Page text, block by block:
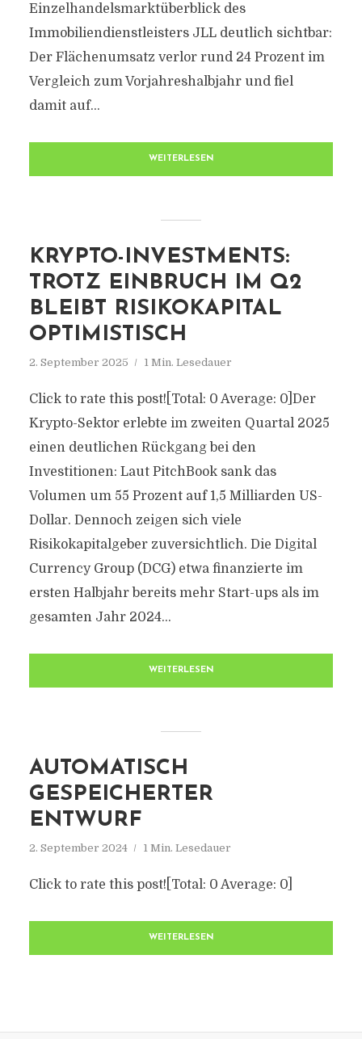
Einzelhandelsmarktüberblick des
Immobiliendienstleisters JLL deutlich sichtbar:
Der Flächenumsatz verlor rund 24 Prozent im
Vergleich zum Vorjahreshalbjahr und fiel
damit auf...
WEITERLESEN
KRYPTO-INVESTMENTS:
TROTZ EINBRUCH IM Q2
BLEIBT RISIKOKAPITAL
OPTIMISTISCH
2. September 2025 1 Min. Lesedauer
Click to rate this post![Total: 0 Average: 0]Der
Krypto-Sektor erlebte im zweiten Quartal 2025
einen deutlichen Rückgang bei den
Investitionen: Laut PitchBook sank das
Volumen um 55 Prozent auf 1,5 Milliarden US-
Dollar. Dennoch zeigen sich viele
Risikokapitalgeber zuversichtlich. Die Digital
Currency Group (DCG) etwa finanzierte im
ersten Halbjahr bereits mehr Start-ups als im
gesamten Jahr 2024...
WEITERLESEN
AUTOMATISCH
GESPEICHERTER
ENTWURF
2. September 2024 1 Min. Lesedauer
Click to rate this post![Total: 0 Average: 0]
WEITERLESEN